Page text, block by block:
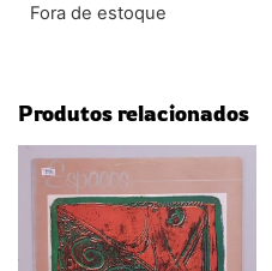
Fora de estoque
Produtos relacionados